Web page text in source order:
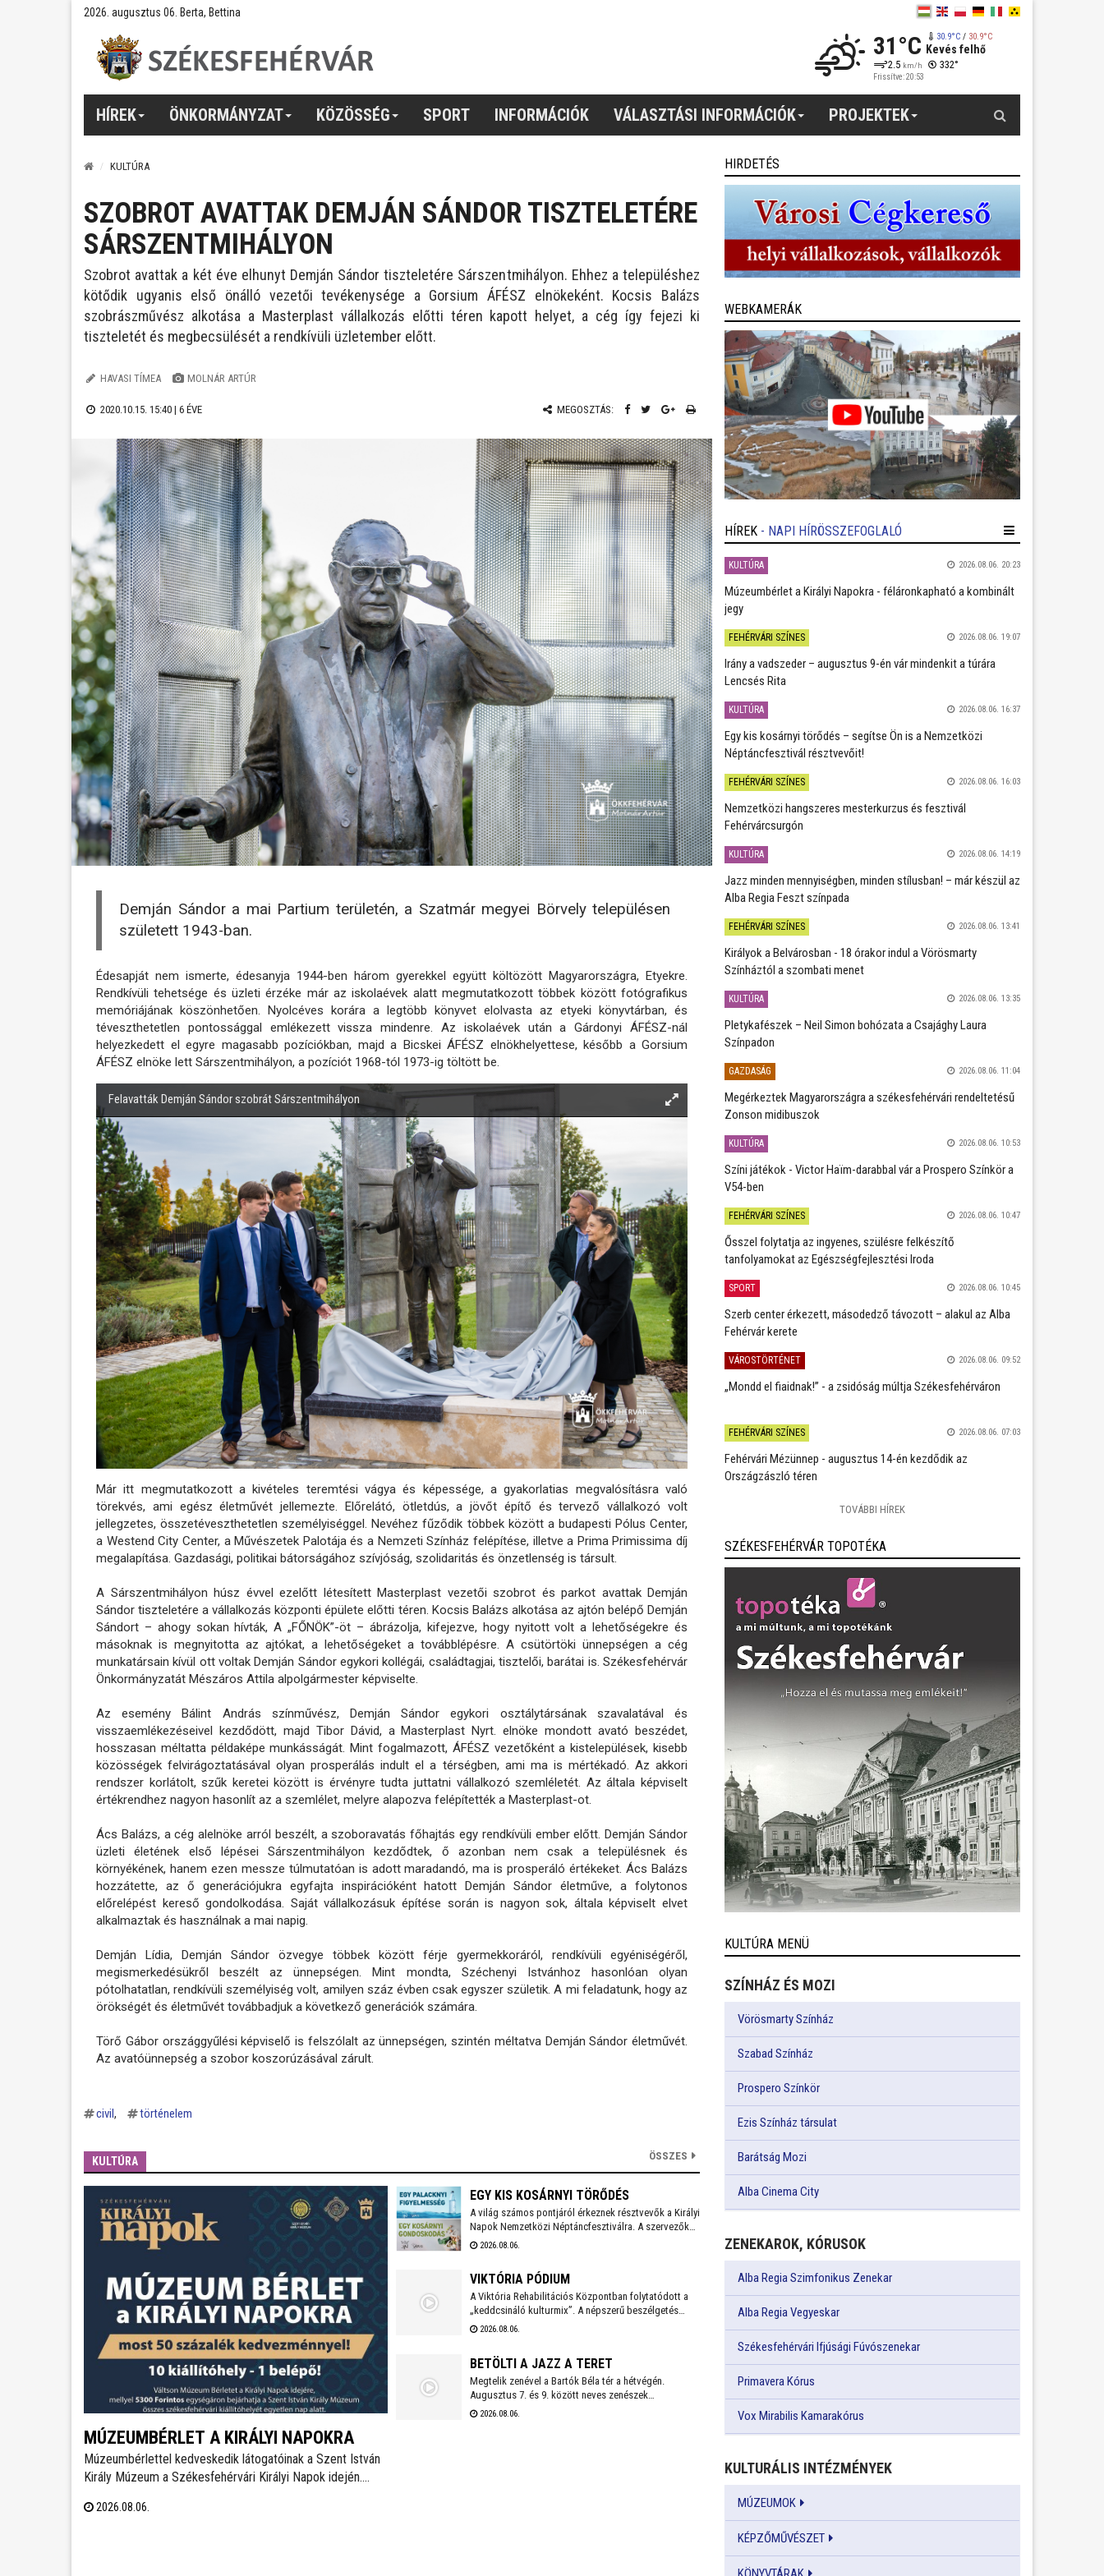
2026. augusztus 06. Berta, Bettina
31°C 30.9°C/ 30.9°C
Kevés felhő
2.5 km/h 332°
Frissítve: 20:53
HÍREK ÖNKORMÁNYZAT KÖZÖSSÉG SPORT INFORMÁCIÓK VÁLASZTÁSI INFORMÁCIÓK PROJEKTEK
KULTÚRA
SZOBROT AVATTAK DEMJÁN SÁNDOR TISZTELETÉRE
SÁRSZENTMIHÁLYON
Szobrot avattak a két éve elhunyt Demján Sándor tiszteletére Sárszentmihályon. Ehhez a településhez
kötődik ugyanis első önálló vezetői tevékenysége a Gorsium ÁFÉSZ elnökeként. Kocsis Balázs
szobrászművész alkotása a Masterplast vállalkozás előtti téren kapott helyet, a cég így fejezi ki
tiszteletét és megbecsülését a rendkívüli üzletember előtt.
HAVASI TÍMEA MOLNÁR ARTÚR
2020.10.15. 15:40 | 6 ÉVE MEGOSZTÁS:
Demján Sándor a mai Partium területén, a Szatmár megyei Börvely településen
született 1943-ban.
Édesapját nem ismerte, édesanyja 1944-ben három gyerekkel együtt költözött Magyarországra, Etyekre.
Rendkívüli tehetsége és üzleti érzéke már az iskolaévek alatt megmutatkozott többek között fotógrafikus
memóriájának köszönhetően. Nyolcéves korára a legtöbb könyvet elolvasta az etyeki könyvtárban, és
téveszthetetlen pontossággal emlékezett vissza mindenre. Az iskolaévek után a Gárdonyi ÁFÉSZ-nál
helyezkedett el egyre magasabb pozíciókban, majd a Bicskei ÁFÉSZ elnökhelyettese, később a Gorsium
ÁFÉSZ elnöke lett Sárszentmihályon, a pozíciót 1968-tól 1973-ig töltött be.
Felavatták Demján Sándor szobrát Sárszentmihályon
Már itt megmutatkozott a kivételes teremtési vágya és képessége, a gyakorlatias megvalósításra való
törekvés, ami egész életművét jellemezte. Előrelátó, ötletdús, a jövőt építő és tervező vállalkozó volt
jellegzetes, összetéveszthetetlen személyiséggel. Nevéhez fűződik többek között a budapesti Pólus Center,
a Westend City Center, a Művészetek Palotája és a Nemzeti Színház felépítése, illetve a Prima Primissima díj
megalapítása. Gazdasági, politikai bátorságához szívjóság, szolidaritás és önzetlenség is társult.
A Sárszentmihályon húsz évvel ezelőtt létesített Masterplast vezetői szobrot és parkot avattak Demján
Sándor tiszteletére a vállalkozás központi épülete előtti téren. Kocsis Balázs alkotása az ajtón belépő Demján
Sándort – ahogy sokan hívták, A „FŐNÖK”-öt – ábrázolja, kifejezve, hogy nyitott volt a lehetőségekre és
másoknak is megnyitotta az ajtókat, a lehetőségeket a továbblépésre. A csütörtöki ünnepségen a cég
munkatársain kívül ott voltak Demján Sándor egykori kollégái, családtagjai, tisztelői, barátai is. Székesfehérvár
Önkormányzatát Mészáros Attila alpolgármester képviselte.
Az esemény Bálint András színművész, Demján Sándor egykori osztálytársának szavalatával és
visszaemlékezéseivel kezdődött, majd Tibor Dávid, a Masterplast Nyrt. elnöke mondott avató beszédet,
hosszasan méltatta példaképe munkásságát. Mint fogalmazott, ÁFÉSZ vezetőként a kistelepülések, kisebb
közösségek felvirágoztatásával olyan prosperálás indult el a térségben, ami ma is mértékadó. Az akkori
rendszer korlátolt, szűk keretei között is érvényre tudta juttatni vállalkozó szemléletét. Az általa képviselt
értékrendhez nagyon hasonlít az a szemlélet, melyre alapozva felépítették a Masterplast-ot.
Ács Balázs, a cég alelnöke arról beszélt, a szoboravatás főhajtás egy rendkívüli ember előtt. Demján Sándor
üzleti életének első lépései Sárszentmihályon kezdődtek, ő azonban nem csak a településnek és
környékének, hanem ezen messze túlmutatóan is adott maradandó, ma is prosperáló értékeket. Ács Balázs
hozzátette, az ő generációjukra egyfajta inspirációként hatott Demján Sándor életműve, a folytonos
előrelépést kereső gondolkodása. Saját vállalkozásuk építése során is nagyon sok, általa képviselt elvet
alkalmaztak és használnak a mai napig.
Demján Lídia, Demján Sándor özvegye többek között férje gyermekkoráról, rendkívüli egyéniségéről,
megismerkedésükről beszélt az ünnepségen. Mint mondta, Széchenyi Istvánhoz hasonlóan olyan
pótolhatatlan, rendkívüli személyiség volt, amilyen száz évben csak egyszer születik. A mi feladatunk, hogy az
örökségét és életművét továbbadjuk a következő generációk számára.
Törő Gábor országgyűlési képviselő is felszólalt az ünnepségen, szintén méltatva Demján Sándor életművét.
Az avatóünnepség a szobor koszorúzásával zárult.
civil történelem
KULTÚRA ÖSSZES
MÚZEUMBÉRLET A KIRÁLYI NAPOKRA
Múzeumbérlettel kedveskedik látogatóinak a Szent István
Király Múzeum a Székesfehérvári Királyi Napok idején.
belépőt, mellyel az összes fehérvári kiállítóhely látogatható
2026.08.06.
EGY KIS KOSÁRNYI TÖRŐDÉS
A világ számos pontjáról érkeznek résztvevők a Királyi
Napok Nemzetközi Néptáncfesztiválra. A szervezők
szívvel-lélekkel készülnek, saját maguk is főznek majd
bárki hozzájárulhat a kezdeményezés sikeréhez, a
gyűjtés augusztus 10-én, hétfőn kezdődik a
Táncházban.
2026.08.06.
VIKTÓRIA PÓDIUM
A Viktória Rehabilitációs Központban folytatódott a
„keddcsináló kulturmix”. A népszerű beszélgetés
sorozaton ezúttal is kivételes vendégek tisztelték
2026.08.06.
BETÖLTI A JAZZ A TERET
Megtelik zenével a Bartók Béla tér a hétvégén.
Augusztus 7. és 9. között neves zenészek
szórakoztatják a közönséget az Alba Regia Feszten.
2026.08.06.
HIRDETÉS
WEBKAMERÁK
HÍREK - NAPI HÍRÖSSZEFOGLALÓ
KULTÚRA 2026.08.06. 20:23
Múzeumbérlet a Királyi Napokra - féláronkapható a kombinált
jegy
FEHÉRVÁRI SZÍNES 2026.08.06. 19:07
Irány a vadszeder – augusztus 9-én vár mindenkit a túrára
Lencsés Rita
KULTÚRA 2026.08.06. 16:37
Egy kis kosárnyi törődés – segítse Ön is a Nemzetközi
Néptáncfesztivál résztvevőit!
FEHÉRVÁRI SZÍNES 2026.08.06. 16:03
Nemzetközi hangszeres mesterkurzus és fesztivál
Fehérvárcsurgón
KULTÚRA 2026.08.06. 14:19
Jazz minden mennyiségben, minden stílusban! – már készül az
Alba Regia Feszt színpada
FEHÉRVÁRI SZÍNES 2026.08.06. 13:41
Királyok a Belvárosban - 18 órakor indul a Vörösmarty
Színháztól a szombati menet
KULTÚRA 2026.08.06. 13:35
Pletykafészek – Neil Simon bohózata a Csajághy Laura
Színpadon
GAZDASÁG 2026.08.06. 11:04
Megérkeztek Magyarországra a székesfehérvári rendeltetésű
Zonson midibuszok
KULTÚRA 2026.08.06. 10:53
Színi játékok - Victor Haïm-darabbal vár a Prospero Színkör a
V54-ben
FEHÉRVÁRI SZÍNES 2026.08.06. 10:47
Ősszel folytatja az ingyenes, szülésre felkészítő
tanfolyamokat az Egészségfejlesztési Iroda
SPORT 2026.08.06. 10:45
Szerb center érkezett, másodedző távozott – alakul az Alba
Fehérvár kerete
VÁROSTÖRTÉNET 2026.08.06. 09:52
„Mondd el fiaidnak!” - a zsidóság múltja Székesfehérváron
FEHÉRVÁRI SZÍNES 2026.08.06. 07:03
Fehérvári Mézünnep - augusztus 14-én kezdődik az
Országzászló téren
TOVÁBBI HÍREK
SZÉKESFEHÉRVÁR TOPOTÉKA
KULTÚRA MENÜ
SZÍNHÁZ ÉS MOZI
Vörösmarty Színház
Szabad Színház
Prospero Színkör
Ezis Színház társulat
Barátság Mozi
Alba Cinema City
ZENEKAROK, KÓRUSOK
Alba Regia Szimfonikus Zenekar
Alba Regia Vegyeskar
Székesfehérvári Ifjúsági Fúvószenekar
Primavera Kórus
Vox Mirabilis Kamarakórus
KULTURÁLIS INTÉZMÉNYEK
MÚZEUMOK
KÉPZŐMŰVÉSZET